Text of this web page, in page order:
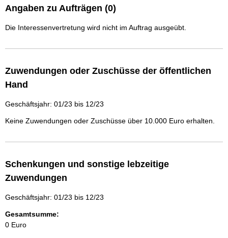
Angaben zu Aufträgen (0)
Die Interessenvertretung wird nicht im Auftrag ausgeübt.
Zuwendungen oder Zuschüsse der öffentlichen
Hand
Geschäftsjahr: 01/23 bis 12/23
Keine Zuwendungen oder Zuschüsse über 10.000 Euro erhalten.
Schenkungen und sonstige lebzeitige
Zuwendungen
Geschäftsjahr: 01/23 bis 12/23
Gesamtsumme:
0 Euro